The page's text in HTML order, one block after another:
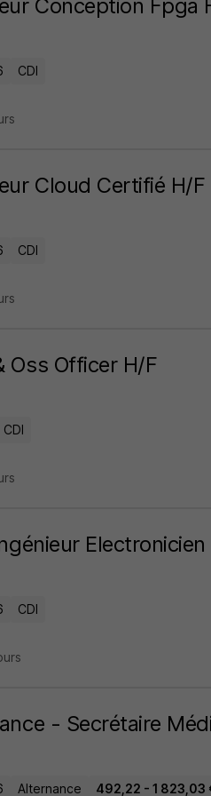
Conception Fpga
CDI
Cloud Certifié H/F
CDI
Oss Officer H/F
CDI
CDI
- Secrétaire
Alternance 492,22 - 1 823,03